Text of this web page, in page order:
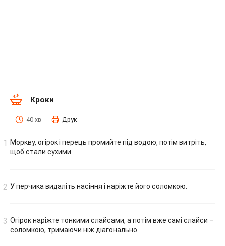
Кроки
40 хв Друк
Моркву, огірок і перець промийте під водою, потім витріть,
щоб стали сухими.
У перчика видаліть насіння і наріжте його соломкою.
Огірок наріжте тонкими слайсами, а потім вже самі слайси –
соломкою, тримаючи ніж діагонально.